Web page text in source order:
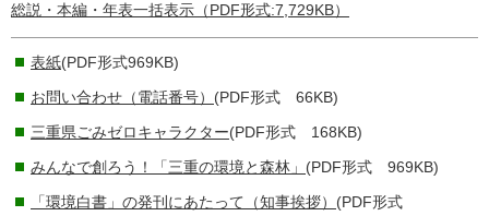
総説・本編・年表一括表示（PDF形式:7,729KB）
表紙(PDF形式969KB)
お問い合わせ（電話番号） (PDF形式 66KB)
三重県ごみゼロキャラクター(PDF形式 168KB)
みんなで創ろう！「三重の環境と森林」 (PDF形式 969KB)
「環境白書」の発刊にあたって（知事挨拶） (PDF形式